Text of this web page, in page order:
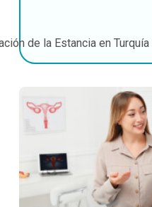
de la Estancia en Turquía